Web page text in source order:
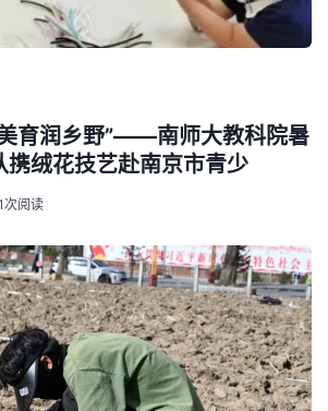
育润乡野”——南师大教科院暑
携绒花技艺赴南京市青少
次阅读